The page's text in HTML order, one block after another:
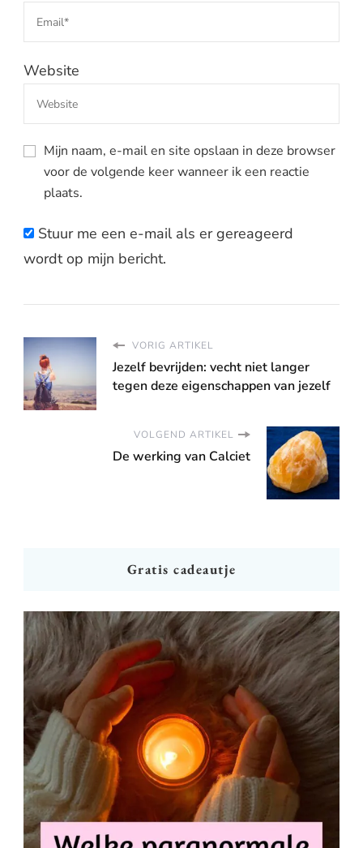
Website
Mijn naam, e-mail en site opslaan in deze browser
voor de volgende keer wanneer ik een reactie
plaats.
Stuur me een e-mail als er gereageerd
wordt op mijn bericht.
VORIG ARTIKEL
Jezelf bevrijden: vecht niet langer
tegen deze eigenschappen van jezelf
VOLGEND ARTIKEL
De werking van Calciet
Gratis cadeautje